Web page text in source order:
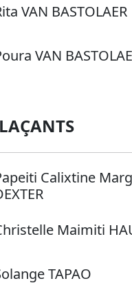
VAN BASTOLAER
VAN
Calixtine
Maimiti
TAPAO